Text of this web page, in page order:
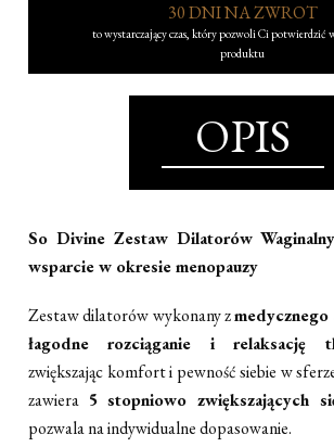
30 DNI NA ZWROT
to wystarczający czas, który pozwoli Ci potwierdzić
produktu
OPIS
So Divine Zestaw Dilatorów
wsparcie w okresie menopauzy
Zestaw dilatorów wykonany z
łagodne rozciąganie i relaksację
zwiększając komfort i pewność siebie w
zawiera 5 stopniowo zwiększających
pozwala na indywidualne dopasowanie.